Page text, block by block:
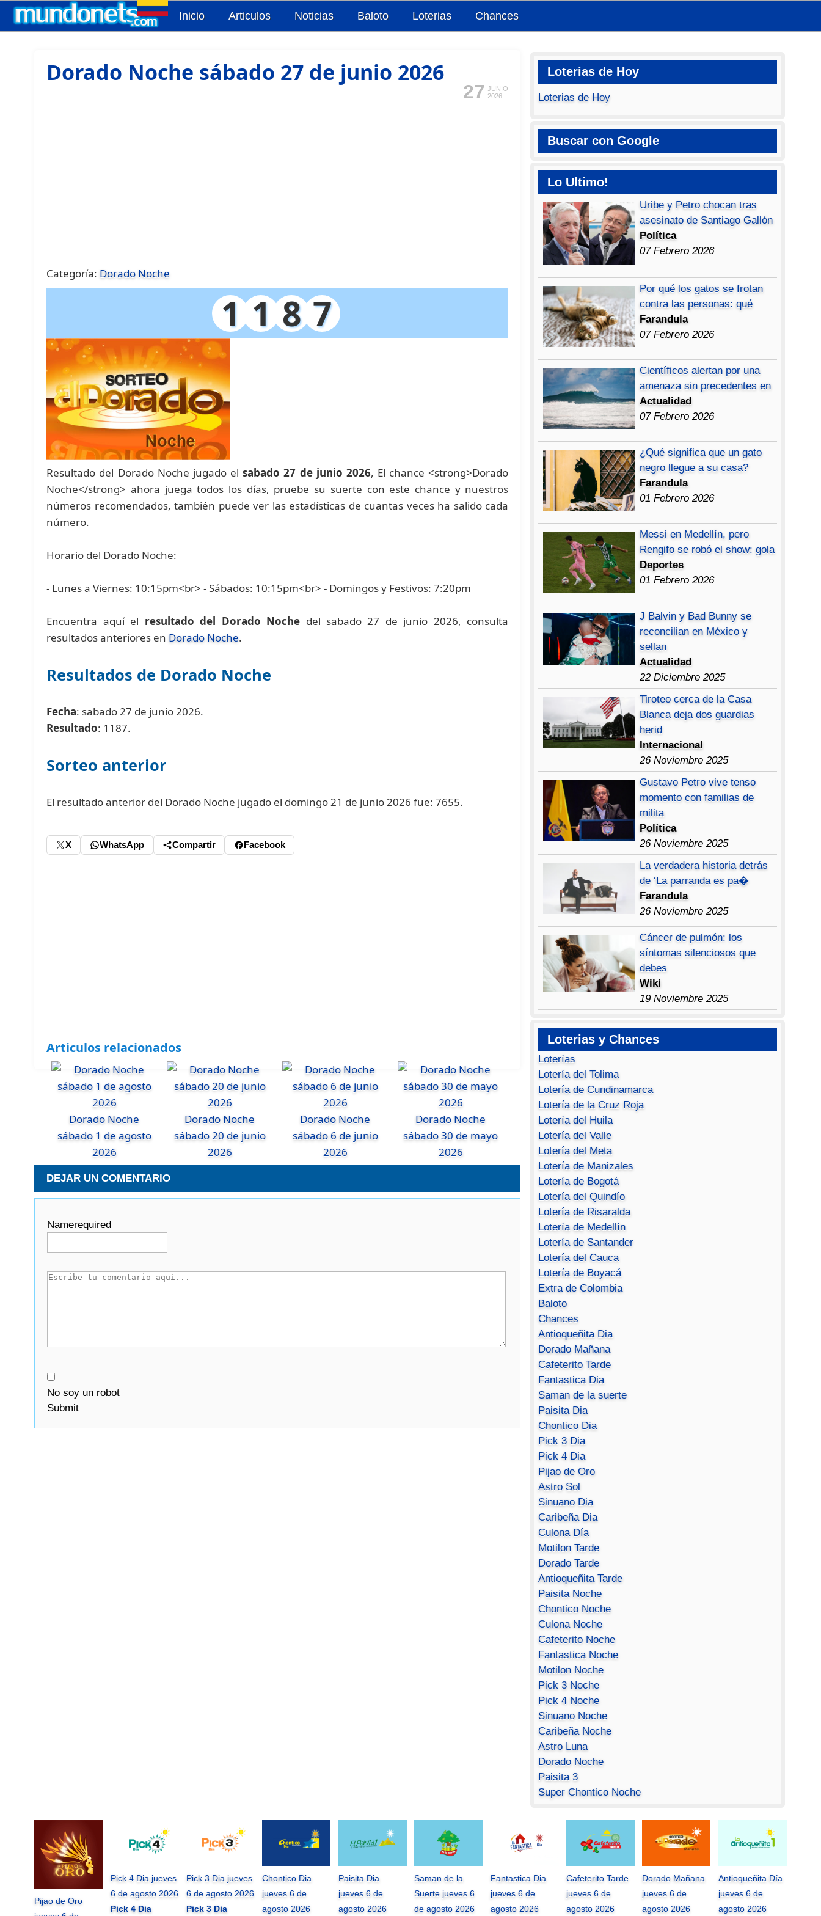
Inicio Articulos Noticias Baloto Loterias Chances
Dorado Noche sábado 27 de junio 2026
27 JUNIO
2026
Categoría: Dorado Noche
1 1 8 7
Resultado del Dorado Noche jugado elsabado 27 de junio 2026, El chance <strong>Dorado
Noche</strong> ahora juega todos los días, pruebe su suerte con este chance y nuestros
números recomendados, también puede ver las estadísticas de cuantas veces ha salido cada
número.
Horario del Dorado Noche:
- Lunes a Viernes: 10:15pm<br> - Sábados: 10:15pm<br> - Domingos y Festivos: 7:20pm
Encuentra aquí el resultado del Dorado Noche del sabado 27 de junio 2026, consulta
resultados anteriores en Dorado Noche.
Resultados de Dorado Noche
Fecha: sabado 27 de junio 2026.
Resultado: 1187.
Sorteo anterior
El resultado anterior del Dorado Noche jugado el domingo 21 de junio 2026 fue: 7655.
X WhatsApp Compartir Facebook
Articulos relacionados
Dorado Noche
sábado 1 de agosto
2026
Dorado Noche
sábado 20 de junio
2026
Dorado Noche
sábado 6 de junio
2026
Dorado Noche
sábado 30 de mayo
2026
DEJAR UN COMENTARIO
Namerequired
No soy un robot
Submit
Loterias de Hoy
Loterias de Hoy
Buscar con Google
Lo Ultimo!
Uribe y Petro chocan tras
asesinato de Santiago Gallón
Política
07 Febrero 2026
Por qué los gatos se frotan
contra las personas: qué
Farandula
07 Febrero 2026
Científicos alertan por una
amenaza sin precedentes en
Actualidad
07 Febrero 2026
¿Qué significa que un gato
negro llegue a su casa?
Farandula
01 Febrero 2026
Messi en Medellín, pero
Rengifo se robó el show: gola
Deportes
01 Febrero 2026
J Balvin y Bad Bunny se
reconcilian en México y
sellan
Actualidad
22 Diciembre 2025
Tiroteo cerca de la Casa
Blanca deja dos guardias
herid
Internacional
26 Noviembre 2025
Gustavo Petro vive tenso
momento con familias de
milita
Política
26 Noviembre 2025
La verdadera historia detrás
de ‘La parranda es pa�
Farandula
26 Noviembre 2025
Cáncer de pulmón: los
síntomas silenciosos que
debes
Wiki
19 Noviembre 2025
Loterias y Chances
Loterías
Lotería del Tolima
Lotería de Cundinamarca
Lotería de la Cruz Roja
Lotería del Huila
Lotería del Valle
Lotería del Meta
Lotería de Manizales
Lotería de Bogotá
Lotería del Quindío
Lotería de Risaralda
Lotería de Medellín
Lotería de Santander
Lotería del Cauca
Lotería de Boyacá
Extra de Colombia
Baloto
Chances
Antioqueñita Dia
Dorado Mañana
Cafeterito Tarde
Fantastica Dia
Saman de la suerte
Paisita Dia
Chontico Dia
Pick 3 Dia
Pick 4 Dia
Pijao de Oro
Astro Sol
Sinuano Dia
Caribeña Dia
Culona Día
Motilon Tarde
Dorado Tarde
Antioqueñita Tarde
Paisita Noche
Chontico Noche
Culona Noche
Cafeterito Noche
Fantastica Noche
Motilon Noche
Pick 3 Noche
Pick 4 Noche
Sinuano Noche
Caribeña Noche
Astro Luna
Dorado Noche
Paisita 3
Super Chontico Noche
Pijao de Oro
Pick 4 Dia jueves
6 de agosto 2026
Pick 4 Dia
Pick 3 Dia jueves
6 de agosto 2026
Pick 3 Dia
Chontico Dia
jueves 6 de
agosto 2026
Paisita Dia
jueves 6 de
agosto 2026
Saman de la
Suerte jueves 6
de agosto 2026
Fantastica Dia
jueves 6 de
agosto 2026
Cafeterito Tarde
jueves 6 de
agosto 2026
Dorado Mañana
jueves 6 de
agosto 2026
Antioqueñita Día
jueves 6 de
agosto 2026